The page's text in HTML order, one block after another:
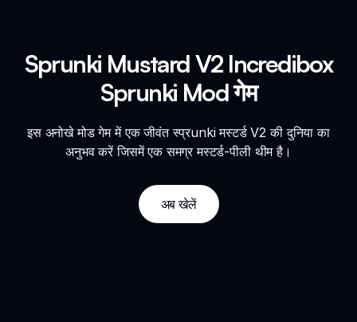
Sprunki Mustard V2 Incredibox
Sprunki Mod गेम
इस अनोखे मोड गेम में एक जीवंत स्प्रunki मस्टर्ड V2 की दुनिया का
अनुभव करें जिसमें एक समग्र मस्टर्ड-पीली थीम है।
अब खेलें